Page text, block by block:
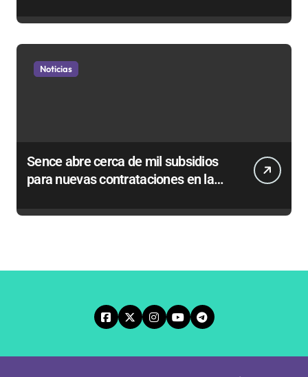
Bodyboard
Noticias
Sence abre cerca de mil subsidios
para nuevas contrataciones en la